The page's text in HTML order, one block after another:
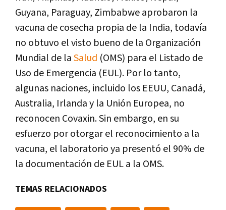
Guyana, Paraguay, Zimbabwe aprobaron la
vacuna de cosecha propia de la India, todavía
no obtuvo el visto bueno de la Organización
Mundial de laSalud (OMS) para el Listado de
Uso de Emergencia (EUL). Por lo tanto,
algunas naciones, incluido los EEUU, Canadá,
Australia, Irlanda y la Unión Europea, no
reconocen Covaxin. Sin embargo, en su
esfuerzo por otorgar el reconocimiento a la
vacuna, el laboratorio ya presentó el 90% de
la documentación de EUL a la OMS.
TEMAS RELACIONADOS